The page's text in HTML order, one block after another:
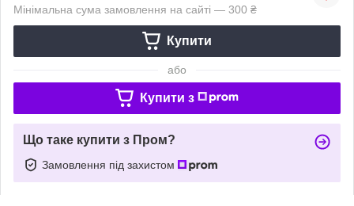
Мінімальна сума замовлення на сайті — 300 ₴
Купити
або
Купити з
Що таке купити з Пром?
Замовлення під захистом